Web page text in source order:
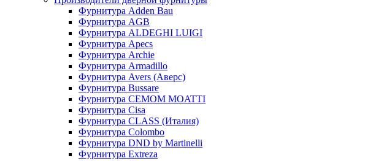
Фурнитура Adden Bau
Фурнитура AGB
Фурнитура ALDEGHI LUIGI
Фурнитура Apecs
Фурнитура Archie
Фурнитура Armadillo
Фурнитура Avers (Аверс)
Фурнитура Bussare
Фурнитура CEMOM MOATTI
Фурнитура Cisa
Фурнитура CLASS (Италия)
Фурнитура Colombo
Фурнитура DND by Martinelli
Фурнитура Extreza